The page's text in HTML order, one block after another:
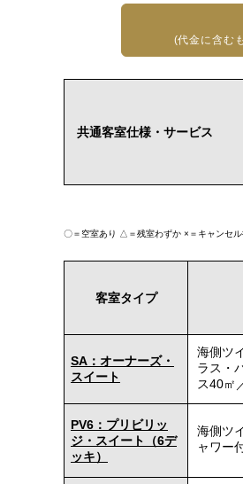
(代金に含む
共通客室仕様・サービス
〇＝空室あり △＝残室わずか ×＝キャンセ
客室タイプ
SA：オーナーズ・
スイート
海側ツ
ラス・
ス40㎡
PV6：プリビリッ
ジ・スイート（6デ
ッキ）
海側ツ
ャワー